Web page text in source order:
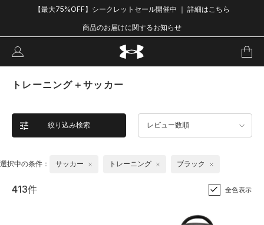
【最大75%OFF】シークレットセール開催中 ｜ 詳細はこちら
商品のお届けに関するお知らせ
トレーニング＋サッカー
絞り込み検索 レビュー数順
選択中の条件： サッカー トレーニング ブラック
413件 全色表示